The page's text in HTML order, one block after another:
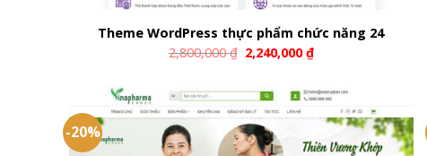
Theme WordPress thực phẩm chức năng 24
2,800,000₫ 2,240,000₫
-20%